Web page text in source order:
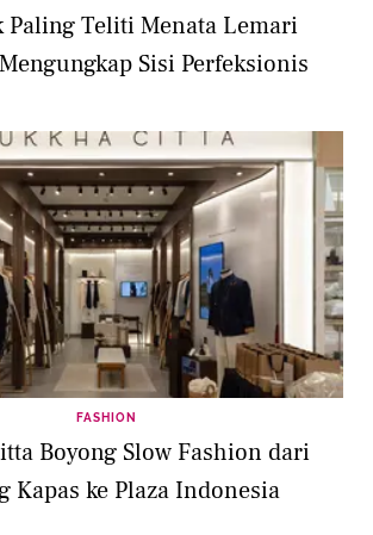
Paling Teliti Menata Lemari
Sisi Perfeksionis
FASHION
Boyong Slow Fashion dari
Kapas ke Plaza Indonesia